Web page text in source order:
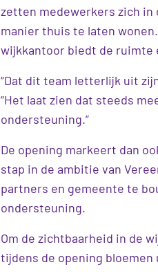
zetten medewerkers zich in
manier thuis te laten
wijkkantoor biedt de ruimte
“Dat dit team letterlijk uit
“Het laat zien dat steeds
ondersteuning.”
De opening markeert dan
stap in de ambitie van
partners en gemeente te
ondersteuning.
Om de zichtbaarheid in de
tijdens de opening